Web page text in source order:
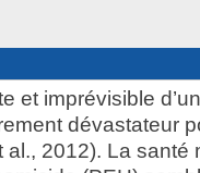
et imprévisible
dévastateur
2012). La santé